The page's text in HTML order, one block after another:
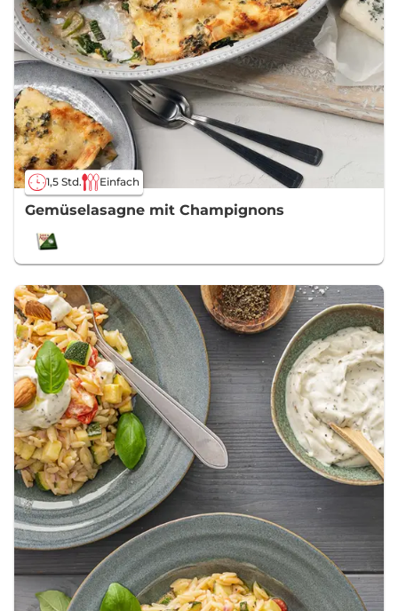
1,5 Std. Einfach
Gemüselasagne mit Champignons